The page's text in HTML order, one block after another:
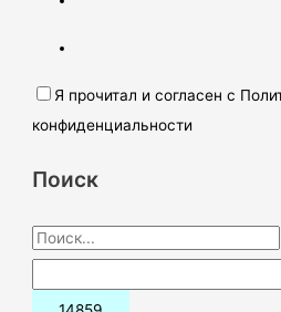
Я прочитал и согласен с
конфиденциальности
Поиск
П
о
и